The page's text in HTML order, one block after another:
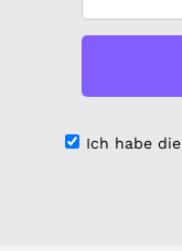
Ich habe die